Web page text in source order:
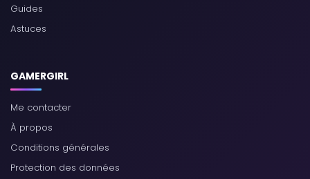
Guides
Astuces
GAMERGIRL
Me contacter
À propos
Conditions générales
Protection des données